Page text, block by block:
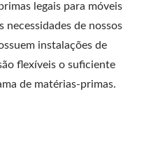
legais para móveis
necessidades de nossos
instalações de
flexíveis o suficiente
de matérias-primas.